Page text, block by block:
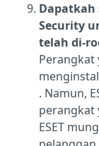
Dapatkah
Security
telah di-
Perangkat
. Namun,
perangkat
ESET